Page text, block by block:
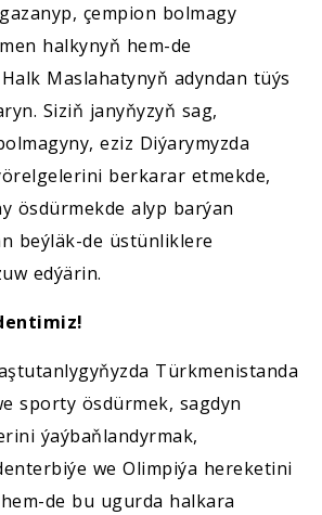
çempion bolmagy
halkynyň hem-de
Maslahatynyň adyndan tüýs
Siziň janyňyzyň sag,
eziz Diýarymyzda
berkarar etmekde,
ösdürmekde alyp barýan
beýläk-de üstünliklere
edýärin.
Türkmenistanda
sporty ösdürmek, sagdyn
ýaýbaňlandyrmak,
we Olimpiýa hereketini
de bu ugurda halkara